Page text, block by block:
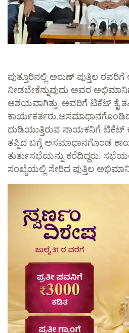
ಪುತ್ತೂರಿನಲ್ಲಿ ಅರುಣ್ ಪುತ್ತಿಲ ರವರಿಗೆ
ನೀಡಬೇಕೆನ್ನುವುದು ಅವರ
ಆಶಯವಾಗಿತ್ತು. ಅವರಿಗೆ ಟಿಕೆಟ್ ಕೈ
ದುಡಿಯುತ್ತಿರುವ ನಾಯಕನಿಗೆ ಟಿಕೆಟ್
ತಪ್ಪಿದ ಬಗ್ಗೆ ಅಸಮಾಧಾನಗೊಂಡ
ತುರ್ತುಸಭೆಯನ್ನು ಕರೆದಿದ್ದರು.
ಸಂಖ್ಯೆಯಲ್ಲಿ ಸೇರಿದ ಪುತ್ತಿಲ